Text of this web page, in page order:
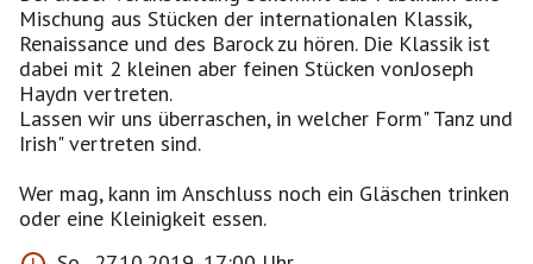
Mischung aus Stücken der internationalen Klassik,
Renaissance und des Barock zu hören. Die Klassik ist
dabei mit 2 kleinen aber feinen Stücken vonJoseph
Haydn vertreten.
Lassen wir uns überraschen, in welcher Form" Tanz und
Irish" vertreten sind.
Wer mag, kann im Anschluss noch ein Gläschen trinken
oder eine Kleinigkeit essen.